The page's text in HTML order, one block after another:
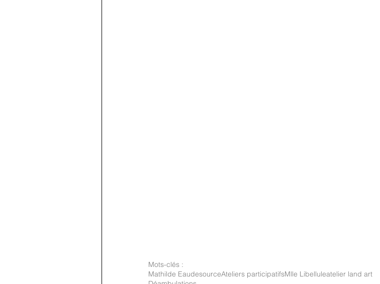
Mots-clés :
Mathilde EaudesourceAteliers participatifsMlle Libelluleatelier land art